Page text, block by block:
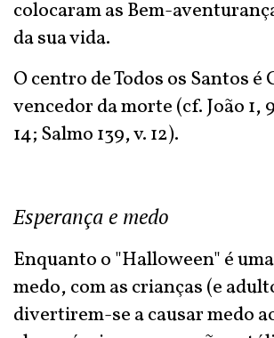
colocaram as Bem-
da sua vida.
O centro de Todos os Santos é
vencedor da morte (cf. João 1,
14; Salmo 139, v. 12).
Esperança e medo
Enquanto o "Halloween" é
medo, com as crianças (e
divertirem-se a causar medo